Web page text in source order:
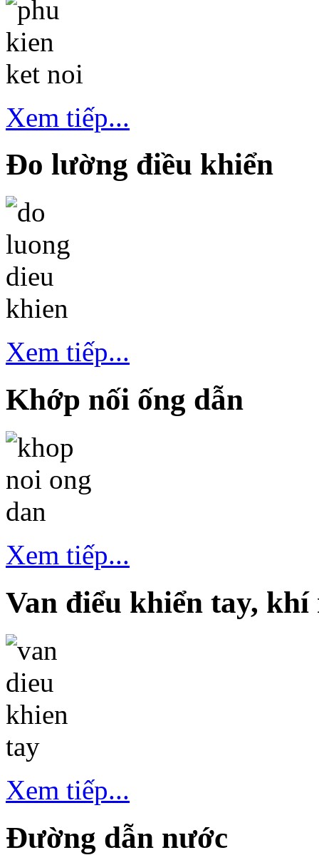
Xem tiếp...
Đo lường điều khiển
Xem tiếp...
Khớp nối ống dẫn
Xem tiếp...
Van điểu khiển tay, khí
Xem tiếp...
Đường dẫn nước